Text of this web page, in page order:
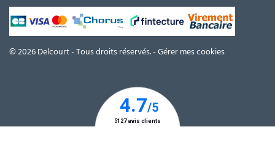
© 2026 Delcourt - Tous droits réservés. -Gérer mes cookies